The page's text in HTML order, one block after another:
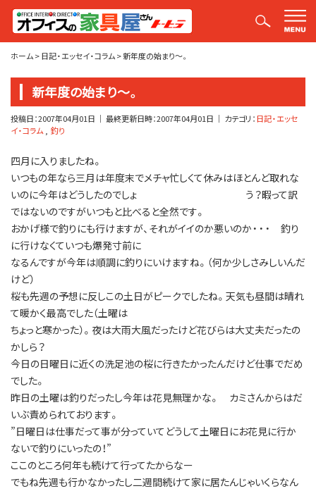
平山社長のブログ【釣りばかり日誌】
ホーム>日記・エッセイ・コラム>新年度の始まり～。
新年度の始まり～。
投稿日：2007年04月01日 ｜ 最終更新日時：2007年04月01日 ｜ カテゴリ：日記・エッセ
イ・コラム
釣り
四月に入りましたね。
いつもの年なら三月は年度末でメチャ忙しくて休みはほとんど取れな
いのに今年はどうしたのでしょ う？暇って訳
ではないのですがいつもと比べると全然です。
おかげ様で釣りにも行けますが、それがイイのか悪いのか・・・ 釣り
に行けなくていつも爆発寸前に
なるんですが今年は順調に釣りにいけますね。（何か少しさみしいんだ
けど）
桜も先週の予想に反しこの土日がピークでしたね。天気も昼間は晴れ
て暖かく最高でした（土曜は
ちょっと寒かった）。夜は大雨大風だったけど花びらは大丈夫だったの
かしら？
今日の日曜日に近くの洗足池の桜に行きたかったんだけど仕事でだめ
でした。
昨日の土曜は釣りだったし今年は花見無理かな。 カミさんからはだ
いぶ責められております。
”日曜日は仕事だって事が分っていてどうして土曜日にお花見に行か
ないで釣りにいったの！”
ここのところ何年も続けて行ってたからなー
でもね先週も行かなかったし二週間続けて家に居たんじゃいくらなん